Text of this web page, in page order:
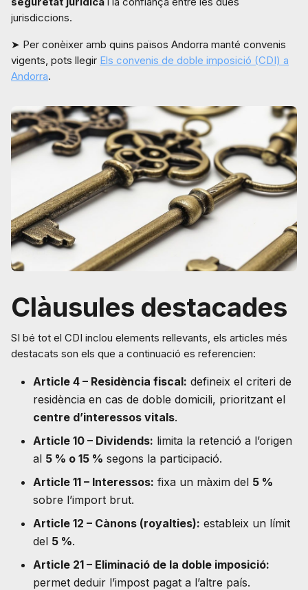
jurisdiccions.
➤ Per conèixer amb quins països Andorra manté convenis
vigents, pots llegir Els convenis de doble imposició (CDI) a
Andorra.
Clàusules destacades
SI bé tot el CDI inclou elements rellevants, els articles més
destacats son els que a continuació es referencien:
Article 4 – Residència fiscal: defineix el criteri de
residència en cas de doble domicili, prioritzant el
centre d’interessos vitals.
Article 10 – Dividends: limita la retenció a l’origen
al 5 % o 15 % segons la participació.
Article 11 – Interessos: fixa un màxim del 5 %
sobre l’import brut.
Article 12 – Cànons (royalties): estableix un límit
del 5 %.
Article 21 – Eliminació de la doble imposició:
permet deduir l’impost pagat a l’altre país.